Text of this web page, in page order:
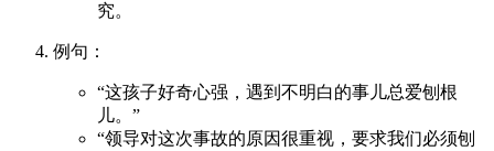
究。
例句：
“这孩子好奇心强，遇到不明白的事儿总爱刨根
儿。”
“领导对这次事故的原因很重视，要求我们必须刨